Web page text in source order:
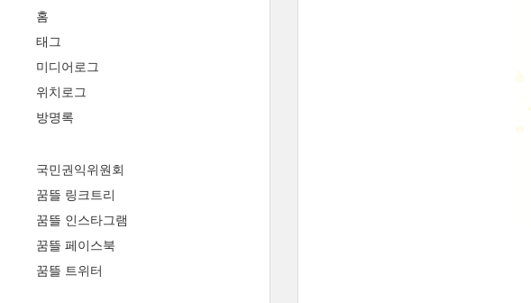
홈
태그
미디어로그
위치로그
방명록
국민권익위원회
꿈뜰 링크트리
꿈뜰 인스타그램
꿈뜰 페이스북
꿈뜰 트위터